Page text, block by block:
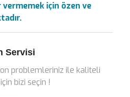
vermemek için özen ve
Servisi
problemleriniz ile kaliteli
bizi seçin !